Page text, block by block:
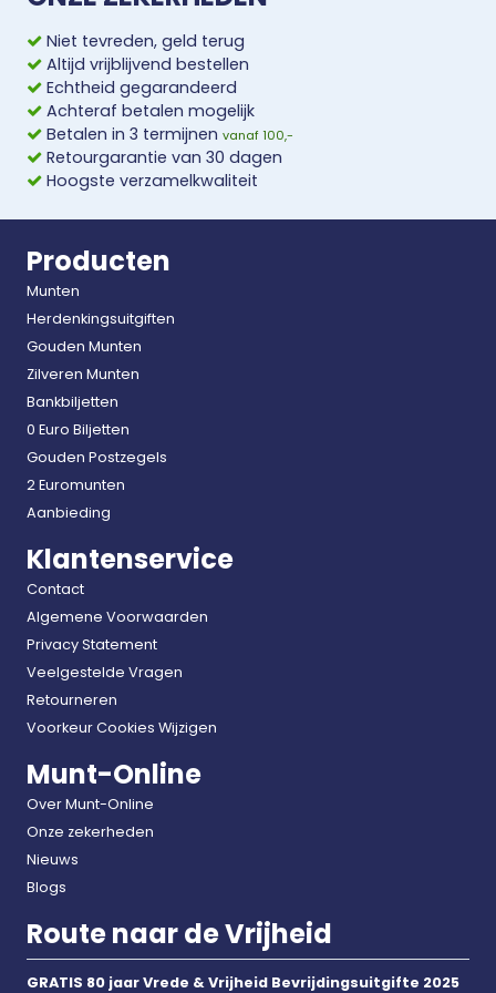
Niet tevreden, geld terug
Altijd vrijblijvend bestellen
Echtheid gegarandeerd
Achteraf betalen mogelijk
Betalen in 3 termijnen vanaf 100,-
Retourgarantie van 30 dagen
Hoogste verzamelkwaliteit
Producten
Munten
Herdenkingsuitgiften
Gouden Munten
Zilveren Munten
Bankbiljetten
0 Euro Biljetten
Gouden Postzegels
2 Euromunten
Aanbieding
Klantenservice
Contact
Algemene Voorwaarden
Privacy Statement
Veelgestelde Vragen
Retourneren
Voorkeur Cookies Wijzigen
Munt-Online
Over Munt-Online
Onze zekerheden
Nieuws
Blogs
Route naar de Vrijheid
GRATIS 80 jaar Vrede & Vrijheid Bevrijdingsuitgifte 2025